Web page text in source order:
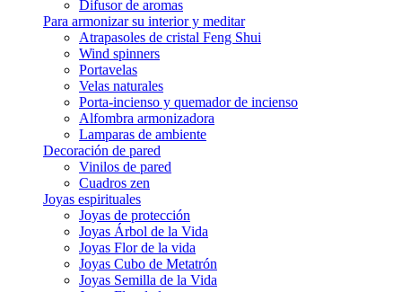
Difusor de aromas
Para armonizar su interior y meditar
Atrapasoles de cristal Feng Shui
Wind spinners
Portavelas
Velas naturales
Porta-incienso y quemador de incienso
Alfombra armonizadora
Lamparas de ambiente
Decoración de pared
Vinilos de pared
Cuadros zen
Joyas espirituales
Joyas de protección
Joyas Árbol de la Vida
Joyas Flor de la vida
Joyas Cubo de Metatrón
Joyas Semilla de la Vida